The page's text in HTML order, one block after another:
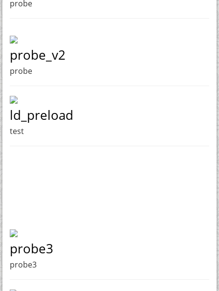
probe
probe_v2
probe
ld_preload
test
probe3
probe3